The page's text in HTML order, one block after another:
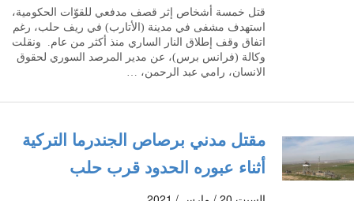
قتل خمسة أشخاص إثر قصف مدفعي للقوّات الحكومية،
استهدف مشفى في مدينة (الأتارب) في ريف حلب، رغم
اتفاق وقف إطلاق النار الساري منذ أكثر من عام. ونقلت
وكالة (فرانس برس)، عن مدير المرصد السوري لحقوق
الانسان، رامي عبد الرحمن، …
مقتل مدني برصاص الجندرما التركية
أثناء عبوره الحدود قرب حلب